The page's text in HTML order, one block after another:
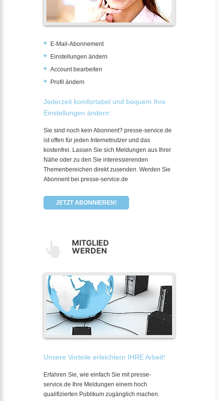
E-Mail-Abonnement
Einstellungen ändern
Account bearbeiten
Profil ändern
Jederzeit komfortabel und bequem Ihre
Einstellungen ändern:
Sie sind noch kein Abonnent? presse-service.de
ist offen für jeden Internetnutzer und das
kostenfrei. Lassen Sie sich Meldungen aus Ihrer
Nähe oder zu den Sie interessierenden
Themenbereichen direkt zusenden. Werden Sie
Abonnent bei presse-service.de
JETZT ABONNIEREN!
MITGLIED
WERDEN
Unsere Vorteile erleichtern IHRE Arbeit!
Erfahren Sie, wie einfach Sie mit presse-
service.de Ihre Meldungen einem hoch
qualifizierten Publikum zugänglich machen.